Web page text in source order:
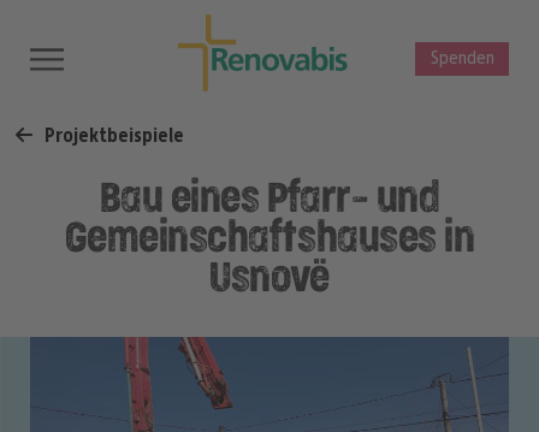
Spenden
Projektbeispiele
Bau eines Pfarr- und
Gemeinschaftshauses in
Usnovë